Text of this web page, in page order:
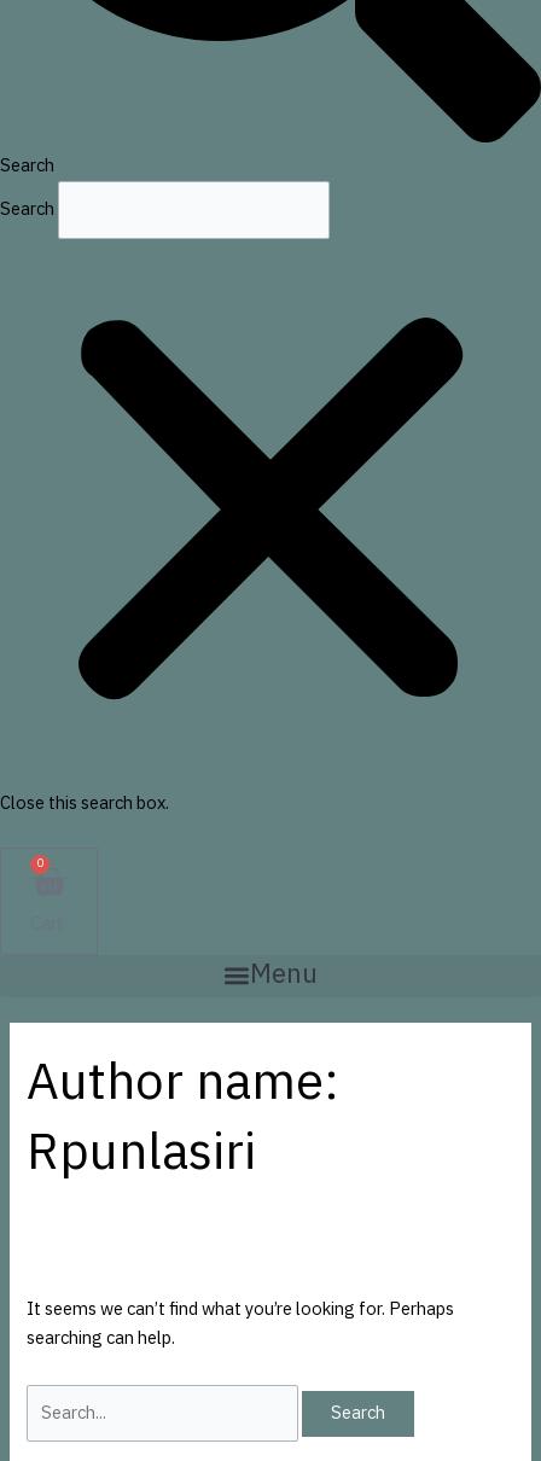
Search
Search
Close this search box.
0
Menu
Author name:
Rpunlasiri
It seems we can’t find what you’re looking for. Perhaps
searching can help.